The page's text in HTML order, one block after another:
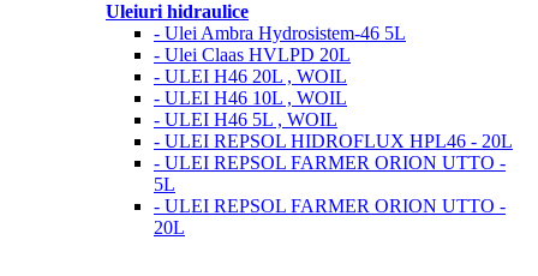
Uleiuri hidraulice
- Ulei Ambra Hydrosistem-46 5L
- Ulei Claas HVLPD 20L
- ULEI H46 20L , WOIL
- ULEI H46 10L , WOIL
- ULEI H46 5L , WOIL
- ULEI REPSOL HIDROFLUX HPL46 - 20L
- ULEI REPSOL FARMER ORION UTTO -
5L
- ULEI REPSOL FARMER ORION UTTO -
20L